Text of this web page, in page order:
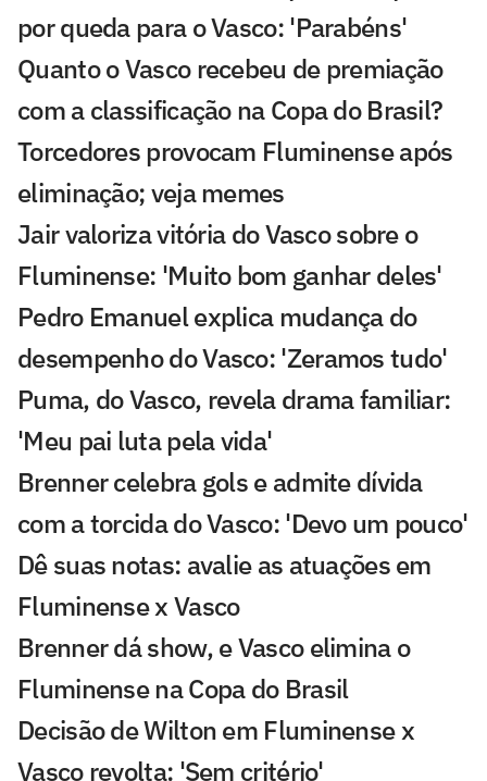
por queda para o Vasco: 'Parabéns'
Quanto o Vasco recebeu de premiação
com a classificação na Copa do Brasil?
Torcedores provocam Fluminense após
eliminação; veja memes
Jair valoriza vitória do Vasco sobre o
Fluminense: 'Muito bom ganhar deles'
Pedro Emanuel explica mudança do
desempenho do Vasco: 'Zeramos tudo'
Puma, do Vasco, revela drama familiar:
'Meu pai luta pela vida'
Brenner celebra gols e admite dívida
com a torcida do Vasco: 'Devo um pouco'
Dê suas notas: avalie as atuações em
Fluminense x Vasco
Brenner dá show, e Vasco elimina o
Fluminense na Copa do Brasil
Decisão de Wilton em Fluminense x
Vasco revolta: 'Sem critério'